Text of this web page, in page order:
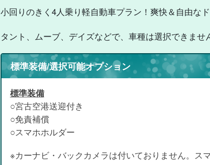
小回りのきく4人乗り軽自動車プラン！爽快＆自由な
タント、ムーブ、デイズなどで、車種は選択できませ
標準装備/選択可能オプション
標準装備
○宮古空港送迎付き
○免責補償
○スマホホルダー
※カーナビ・バックカメラは付いておりません。ス